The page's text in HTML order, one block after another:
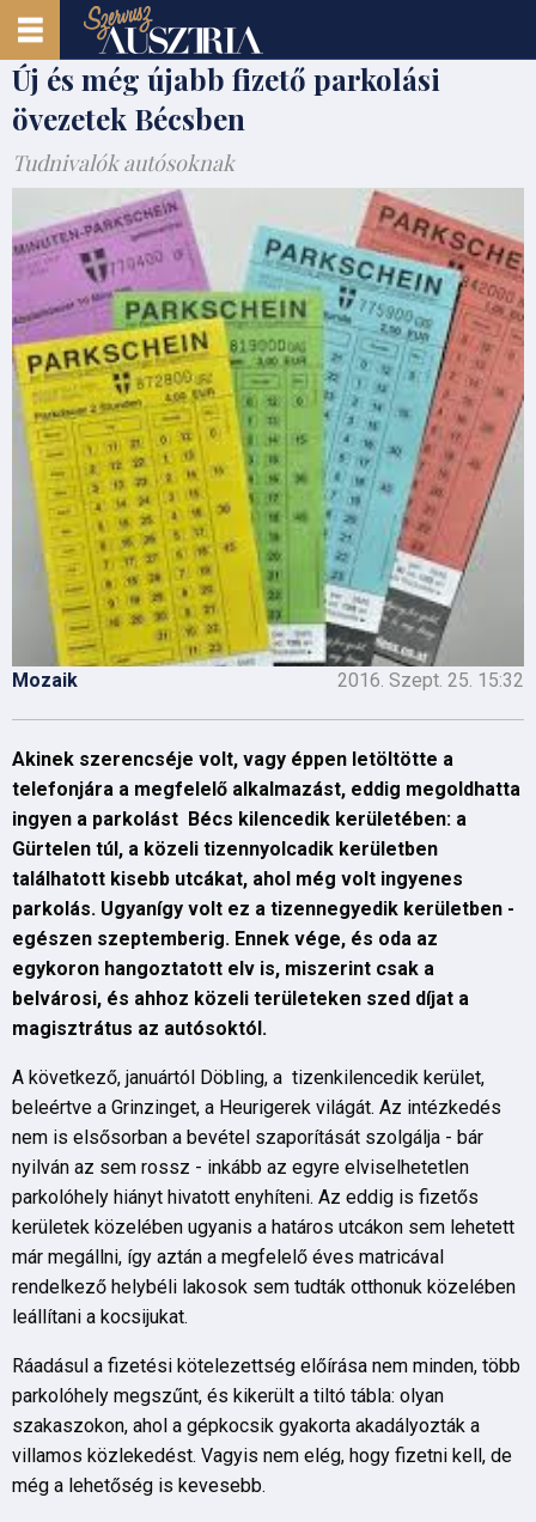
Új és még újabb fizető parkolási
övezetek Bécsben
Tudnivalók autósoknak
Mozaik 2016. Szept. 25. 15:32
Akinek szerencséje volt, vagy éppen letöltötte a
telefonjára a megfelelő alkalmazást, eddig megoldhatta
ingyen a parkolást Bécs kilencedik kerületében: a
Gürtelen túl, a közeli tizennyolcadik kerületben
találhatott kisebb utcákat, ahol még volt ingyenes
parkolás. Ugyanígy volt ez a tizennegyedik kerületben -
egészen szeptemberig. Ennek vége, és oda az
egykoron hangoztatott elv is, miszerint csak a
belvárosi, és ahhoz közeli területeken szed díjat a
magisztrátus az autósoktól.
A következő, januártól Döbling, a tizenkilencedik kerület,
beleértve a Grinzinget, a Heurigerek világát. Az intézkedés
nem is elsősorban a bevétel szaporítását szolgálja - bár
nyilván az sem rossz - inkább az egyre elviselhetetlen
parkolóhely hiányt hivatott enyhíteni. Az eddig is fizetős
kerületek közelében ugyanis a határos utcákon sem lehetett
már megállni, így aztán a megfelelő éves matricával
rendelkező helybéli lakosok sem tudták otthonuk közelében
leállítani a kocsijukat.
Ráadásul a fizetési kötelezettség előírása nem minden, több
parkolóhely megszűnt, és kikerült a tiltó tábla: olyan
szakaszokon, ahol a gépkocsik gyakorta akadályozták a
villamos közlekedést. Vagyis nem elég, hogy fizetni kell, de
még a lehetőség is kevesebb.